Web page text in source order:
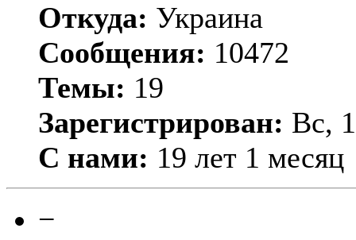
Откуда: Украина
Сообщения: 10472
Темы: 19
Зарегистрирован: Вс,
С нами: 19 лет 1 месяц
−